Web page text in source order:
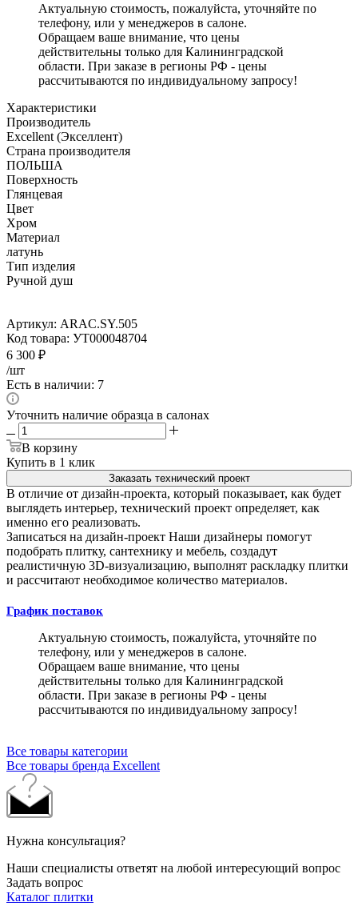
Актуальную стоимость, пожалуйста, уточняйте по
телефону, или у менеджеров в салоне.
Обращаем ваше внимание, что цены
действительны только для Калининградской
области. При заказе в регионы РФ - цены
рассчитываются по индивидуальному запросу!
Характеристики
Производитель
Excellent (Экселлент)
Страна производителя
ПОЛЬША
Поверхность
Глянцевая
Цвет
Хром
Материал
латунь
Тип изделия
Ручной душ
Артикул: ARAC.SY.505
Код товара: УТ000048704
6 300 ₽
/шт
Есть в наличии: 7
Уточнить наличие образца в салонах
В корзину
Купить в 1 клик
Заказать технический проект
В отличие от дизайн-проекта, который показывает, как будет
выглядеть интерьер, технический проект определяет, как
именно его реализовать.
Записаться на дизайн-проект Наши дизайнеры помогут
подобрать плитку, сантехнику и мебель, создадут
реалистичную 3D-визуализацию, выполнят раскладку плитки
и рассчитают необходимое количество материалов.
График поставок
Актуальную стоимость, пожалуйста, уточняйте по
телефону, или у менеджеров в салоне.
Обращаем ваше внимание, что цены
действительны только для Калининградской
области. При заказе в регионы РФ - цены
рассчитываются по индивидуальному запросу!
Все товары категории
Все товары бренда Excellent
Нужна консультация?
Наши специалисты ответят на любой интересующий вопрос
Задать вопрос
Каталог плитки